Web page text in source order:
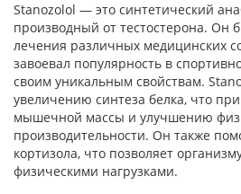
Stanozolol — это синтетический
производный от тестостерона. Он
лечения различных медицинских
завоевал популярность в
своим уникальным свойствам.
увеличению синтеза белка, что
мышечной массы и улучшению
производительности. Он также
кортизола, что позволяет
физическими нагрузками.